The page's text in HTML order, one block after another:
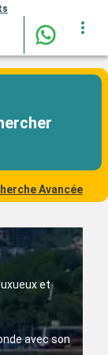
Avancée
et
avec son